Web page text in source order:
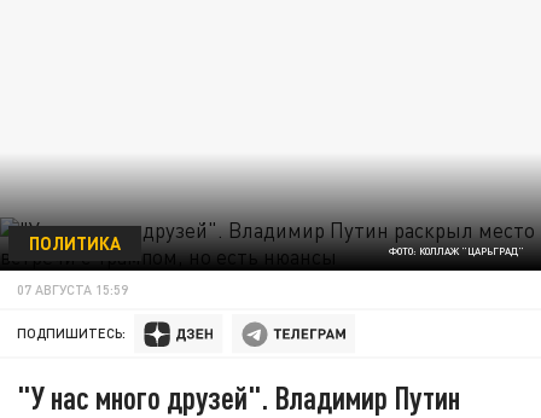
ФОТО: КОЛЛАЖ "ЦАРЬГРАД"
ПОЛИТИКА
07 АВГУСТА 15:59
ПОДПИШИТЕСЬ:
"У нас много друзей". Владимир Путин